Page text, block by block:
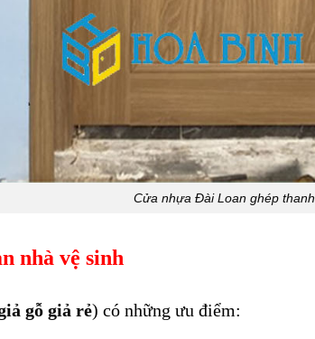
Cửa nhựa Đài Loan ghép thanh
nhà vệ sinh
gỗ giả rẻ) có những ưu điểm: